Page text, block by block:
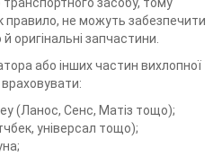
правило, не можуть забезпечити
оригінальні запчастини.
або інших частин вихлопної
(Ланос, Сенс, Матіз тощо);
універсал тощо);